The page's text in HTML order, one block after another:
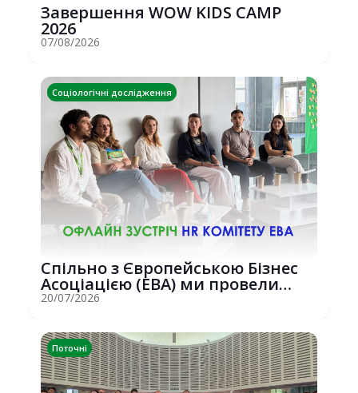
Завершення WOW KIDS CAMP
2026
07/08/2026
Соціологічні дослідження
Спільно з Європейською Бізнес
Асоціацією (EBA) ми провели
потужну о...
20/07/2026
Поточні